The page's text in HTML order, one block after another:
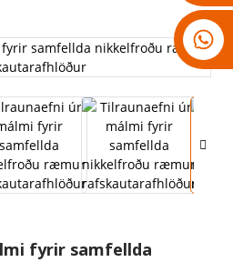
18007928831
fyrir samfellda